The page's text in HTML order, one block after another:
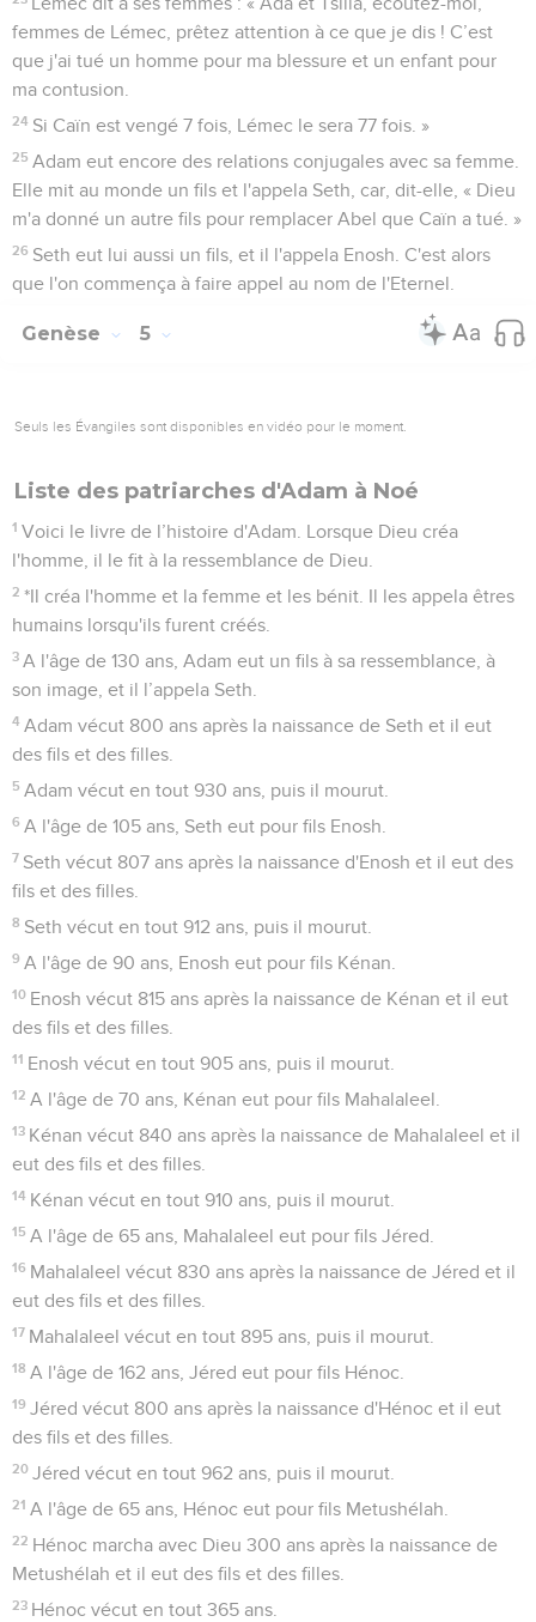
femmes de Lémec, prêtez attention à ce que je dis ! C’est
que j'ai tué un homme pour ma blessure et un enfant pour
ma contusion.
24 Si Caïn est vengé 7 fois, Lémec le sera 77 fois. »
25 Adam eut encore des relations conjugales avec sa femme.
Elle mit au monde un fils et l'appela Seth, car, dit-elle, « Dieu
m'a donné un autre fils pour remplacer Abel que Caïn a tué. »
26 Seth eut lui aussi un fils, et il l'appela Enosh. C'est alors
que l'on commença à faire appel au nom de l'Eternel.
Genèse 5
Seuls les Évangiles sont disponibles en vidéo pour le moment.
Liste des patriarches d'Adam à Noé
1 Voici le livre de l’histoire d'Adam. Lorsque Dieu créa
l'homme, il le fit à la ressemblance de Dieu.
2 *Il créa l'homme et la femme et les bénit. Il les appela êtres
humains lorsqu'ils furent créés.
3 A l'âge de 130 ans, Adam eut un fils à sa ressemblance, à
son image, et il l’appela Seth.
4 Adam vécut 800 ans après la naissance de Seth et il eut
des fils et des filles.
5 Adam vécut en tout 930 ans, puis il mourut.
6 A l'âge de 105 ans, Seth eut pour fils Enosh.
7 Seth vécut 807 ans après la naissance d'Enosh et il eut des
fils et des filles.
8 Seth vécut en tout 912 ans, puis il mourut.
9 A l'âge de 90 ans, Enosh eut pour fils Kénan.
10 Enosh vécut 815 ans après la naissance de Kénan et il eut
des fils et des filles.
11 Enosh vécut en tout 905 ans, puis il mourut.
12 A l'âge de 70 ans, Kénan eut pour fils Mahalaleel.
13 Kénan vécut 840 ans après la naissance de Mahalaleel et il
eut des fils et des filles.
14 Kénan vécut en tout 910 ans, puis il mourut.
15 A l'âge de 65 ans, Mahalaleel eut pour fils Jéred.
16 Mahalaleel vécut 830 ans après la naissance de Jéred et il
eut des fils et des filles.
17 Mahalaleel vécut en tout 895 ans, puis il mourut.
18 A l'âge de 162 ans, Jéred eut pour fils Hénoc.
19 Jéred vécut 800 ans après la naissance d'Hénoc et il eut
des fils et des filles.
20 Jéred vécut en tout 962 ans, puis il mourut.
21 A l'âge de 65 ans, Hénoc eut pour fils Metushélah.
22 Hénoc marcha avec Dieu 300 ans après la naissance de
Metushélah et il eut des fils et des filles.
23 Hénoc vécut en tout 365 ans.